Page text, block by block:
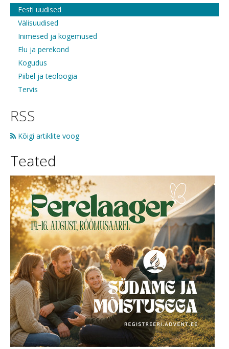
Eesti uudised
Välisuudised
Inimesed ja kogemused
Elu ja perekond
Kogudus
Piibel ja teoloogia
Tervis
RSS
Kõigi artiklite voog
Teated